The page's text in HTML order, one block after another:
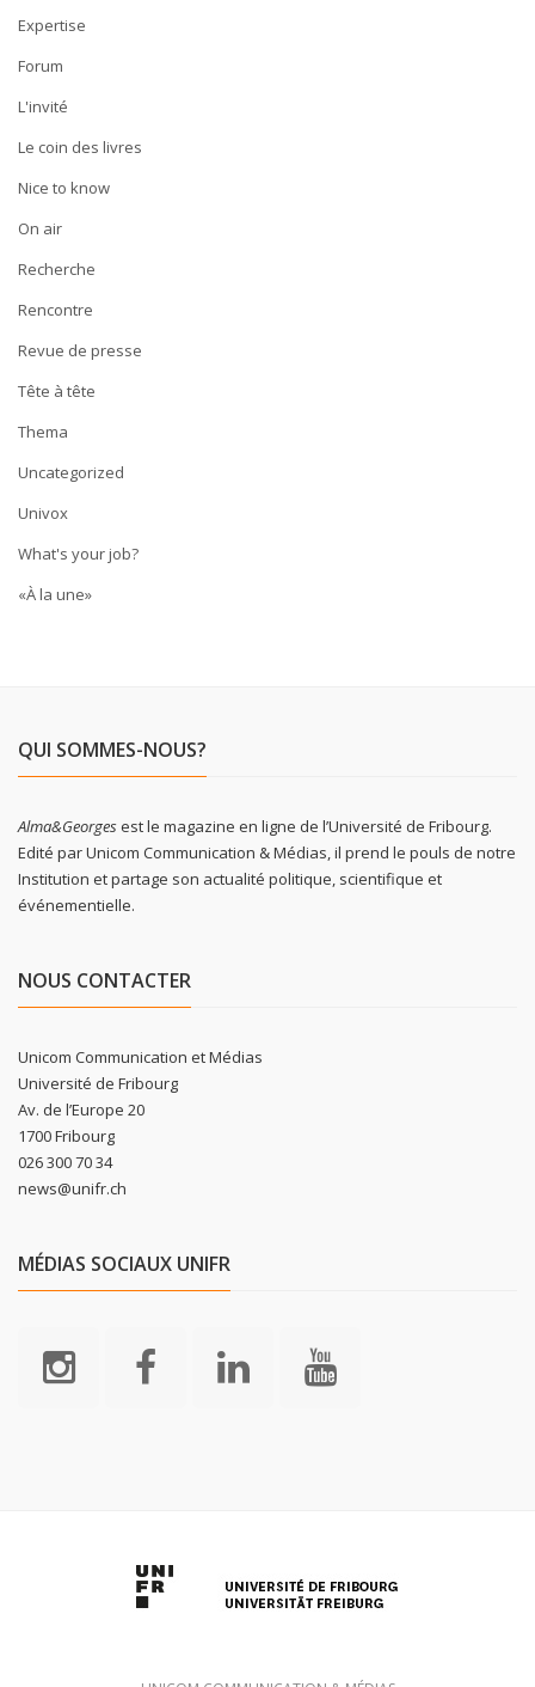
Expertise
Forum
L'invité
Le coin des livres
Nice to know
On air
Recherche
Rencontre
Revue de presse
Tête à tête
Thema
Uncategorized
Univox
What's your job?
«À la une»
QUI SOMMES-NOUS?
Alma&Georgesest le magazine en ligne de l’Université de Fribourg.
Edité par Unicom Communication & Médias, il prend le pouls de notre
Institution et partage son actualité politique, scientifique et
événementielle.
NOUS CONTACTER
Unicom Communication et Médias
Université de Fribourg
Av. de l’Europe 20
1700 Fribourg
026 300 70 34
news@unifr.ch
MÉDIAS SOCIAUX UNIFR